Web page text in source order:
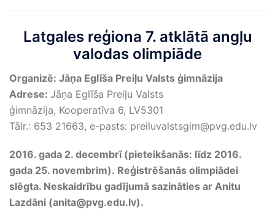
Latgales reģiona 7. atklātā angļu
valodas olimpiāde
Organizē: Jāņa Eglīša Preiļu Valsts ģimnāzija
Adrese: Jāņa Eglīša Preiļu Valsts
ģimnāzija, Kooperatīva 6, LV5301
Tālr.: 653 21663, e-pasts: preiluvalstsgim@pvg.edu.lv
2016. gada 2. decembrī (pieteikšanās: līdz 2016.
gada 25. novembrim). Reģistrēšanās olimpiādei
slēgta. Neskaidrību gadījumā sazināties ar Anitu
Lazdāni (anita@pvg.edu.lv).